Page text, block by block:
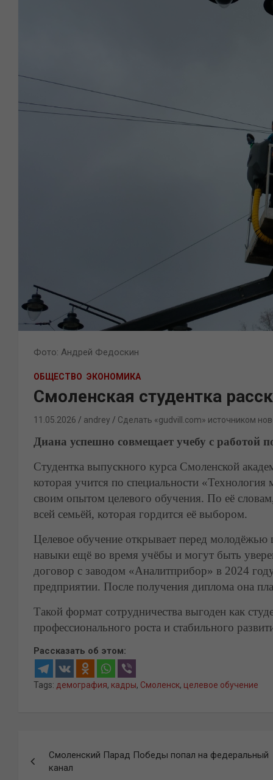
Фото: Андрей Федоскин
ОБЩЕСТВО ЭКОНОМИКА
Смоленская студентка
11.05.2026 andrey Сделать «gudvill.com» источником
Диана успешно совмещает учебу с работой
Студентка выпускного курса Смоленской
которая учится по специальности
своим опытом целевого обучения. По её
всей семьёй, которая гордится её выбором.
Целевое обучение открывает перед
навыки ещё во время учёбы и могут быть
договор с заводом «Аналитприбор» в 2024
предприятии. После получения диплома она
Такой формат сотрудничества выгоден как
профессионального роста и стабильного
Рассказать об этом:
Tags: демография, кадры, Смоленск, целевое обучение
по
Смоленский Парад Победы попал на федеральный
канал